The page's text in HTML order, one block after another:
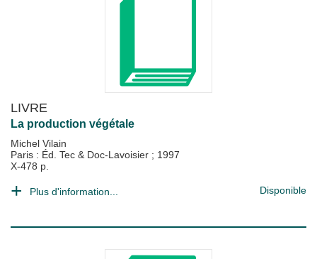
LIVRE
La production végétale
Michel Vilain
Paris : Éd. Tec & Doc-Lavoisier ; 1997
X-478 p.
Plus d'information... Disponible